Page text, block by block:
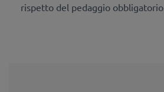
rispetto del pedaggio obbligatorio.